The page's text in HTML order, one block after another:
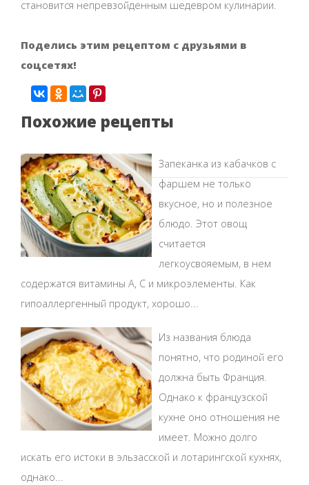
становится непревзойденным шедевром кулинарии.
Поделись этим рецептом с друзьями в
соцсетях!
Похожие рецепты
Запеканка из кабачков с
фаршем не только
вкусное, но и полезное
блюдо. Этот овощ
считается
легкоусвояемым, в нем
содержатся витамины А, С и микроэлементы. Как
гипоаллергенный продукт, хорошо...
Из названия блюда
понятно, что родиной его
должна быть Франция.
Однако к французской
кухне оно отношения не
имеет. Можно долго
искать его истоки в эльзасской и лотарингской кухнях,
однако...